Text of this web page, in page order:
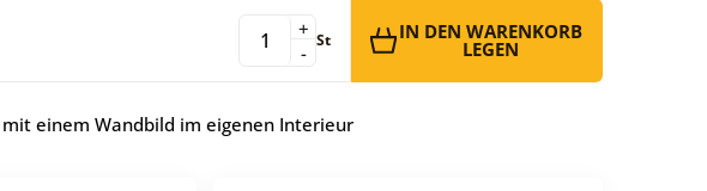
-
+ St IN DEN WARENKORB
LEGEN
mit einem Wandbild im eigenen Interieur